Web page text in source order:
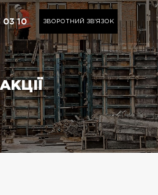
03 10 ЗВОРОТНИЙ ЗВ'ЯЗОК